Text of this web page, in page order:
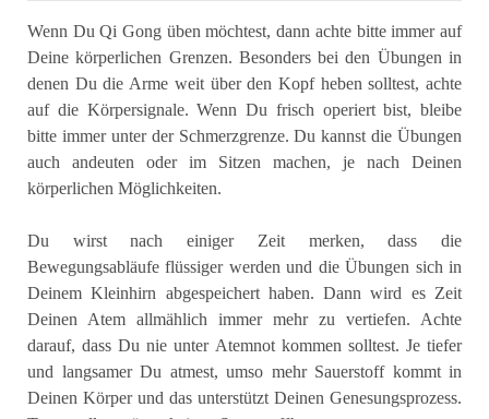
Wenn Du Qi Gong üben möchtest, dann achte bitte immer auf
Deine körperlichen Grenzen. Besonders bei den Übungen in
denen Du die Arme weit über den Kopf heben solltest, achte
auf die Körpersignale. Wenn Du frisch operiert bist, bleibe
bitte immer unter der Schmerzgrenze. Du kannst die Übungen
auch andeuten oder im Sitzen machen, je nach Deinen
körperlichen Möglichkeiten.
Du wirst nach einiger Zeit merken, dass die
Bewegungsabläufe flüssiger werden und die Übungen sich in
Deinem Kleinhirn abgespeichert haben. Dann wird es Zeit
Deinen Atem allmählich immer mehr zu vertiefen. Achte
darauf, dass Du nie unter Atemnot kommen solltest. Je tiefer
und langsamer Du atmest, umso mehr Sauerstoff kommt in
Deinen Körper und das unterstützt Deinen Genesungsprozess.